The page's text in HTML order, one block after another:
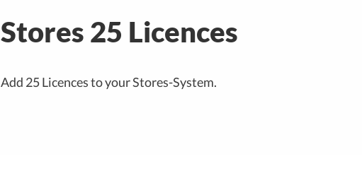
Stores 25 Licences
Add 25 Licences to your Stores-System.